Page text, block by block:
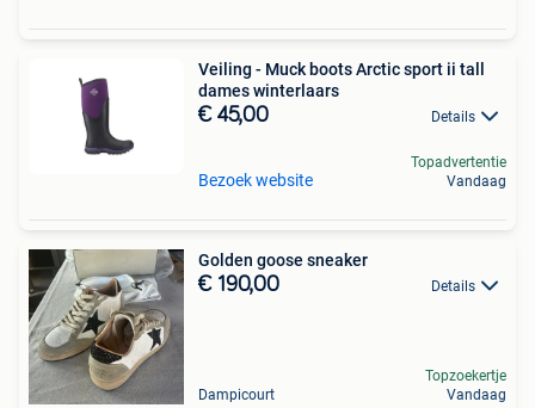
Veiling - Muck boots Arctic sport ii tall
dames winterlaars
€ 45,00 Details
Bezoek website
Topadvertentie
Vandaag
Golden goose sneaker
€ 190,00 Details
Dampicourt
Topzoekertje
Vandaag